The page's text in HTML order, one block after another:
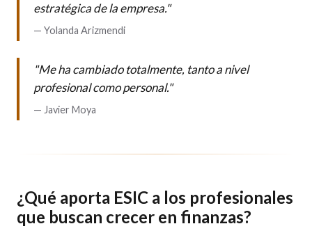
estratégica de la empresa."
— Yolanda Arizmendi
"Me ha cambiado totalmente, tanto a nivel
profesional como personal."
— Javier Moya
¿Qué aporta ESIC a los profesionales
que buscan crecer en finanzas?